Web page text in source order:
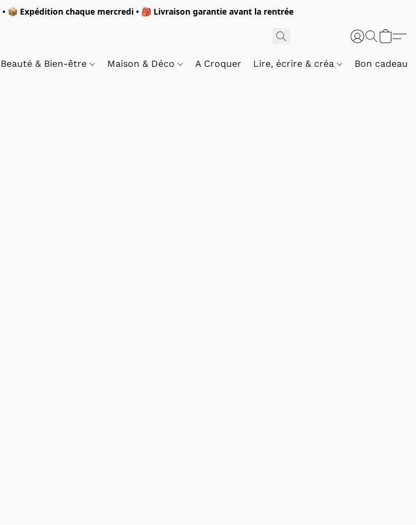
• 📦 Expédition chaque mercredi • 🎒 Livraison garantie avant la rentrée
Beauté & Bien-être Maison & Déco A Croquer Lire, écrire & créa Bon cadeau